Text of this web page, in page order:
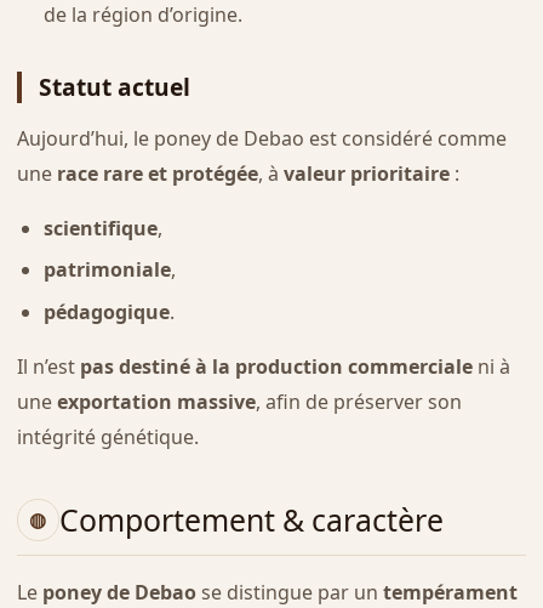
de la région d’origine.
Statut actuel
Aujourd’hui, le poney de Debao est considéré comme
une race rare et protégée, à valeur prioritaire:
scientifique,
patrimoniale,
pédagogique.
Il n’est pas destiné à la production commercialeni à
uneexportation massive, afin de préserver son
intégrité génétique.
Comportement & caractère
Le poney de Debaose distingue par un tempérament